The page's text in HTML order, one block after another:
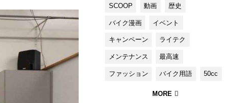
SCOOP 動画 歴史
バイク漫画 イベント
キャンペーン ライテク
メンテナンス 最高速
ファッション バイク用語 50cc